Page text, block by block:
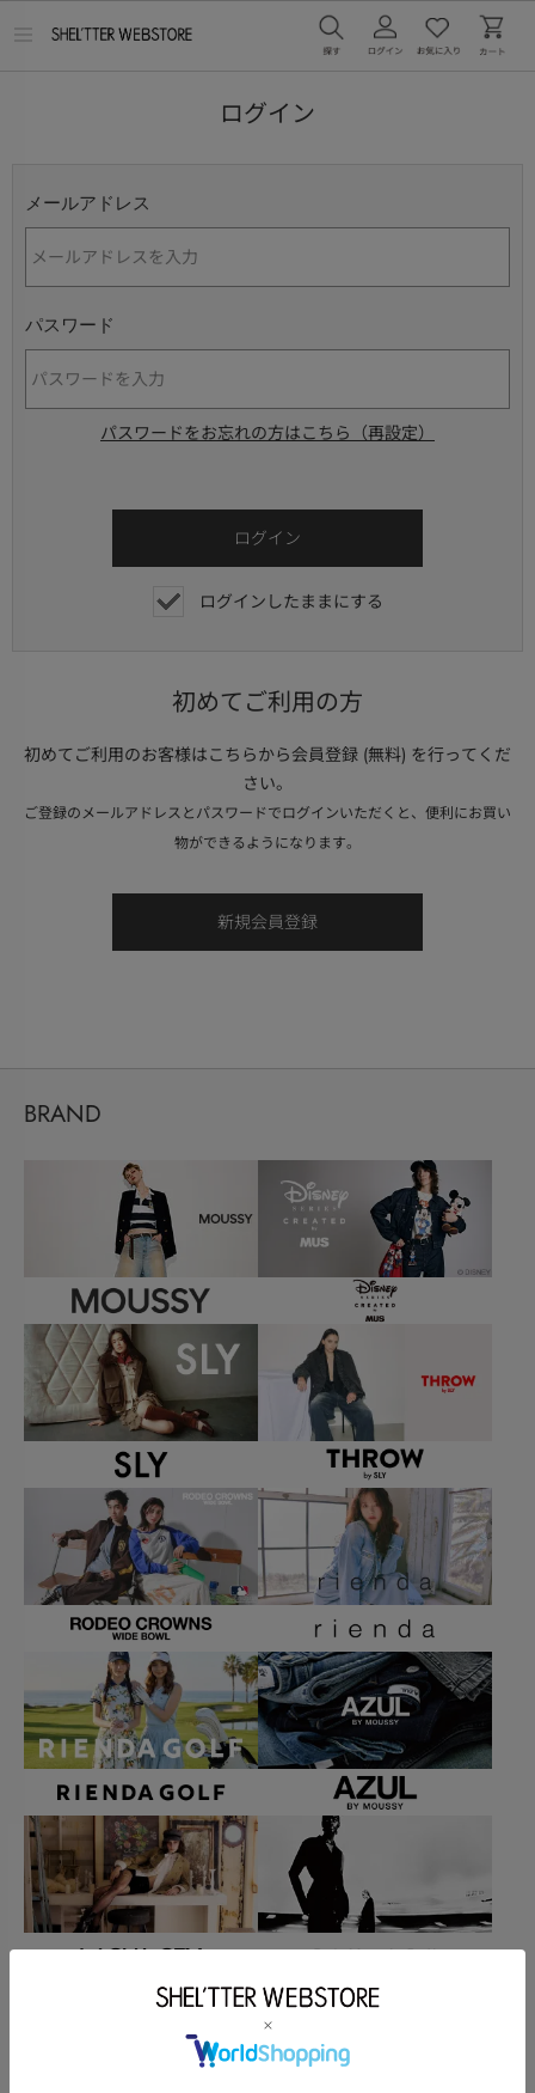
ログイン
メールアドレス
パスワード
パスワードをお忘れの方はこちら（再設定）
ログインしたままにする
初めてご利用の方
初めてご利用のお客様はこちらから会員登録 (無料) を行ってくだ
さい。
ご登録のメールアドレスとパスワードでログインいただくと、便利にお買い
物ができるようになります。
BRAND